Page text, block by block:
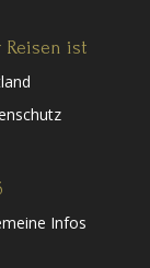
Reisen ist
Infos